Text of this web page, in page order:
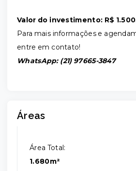
Valor do investimento: R$
Para mais informações e
entre em contato!
WhatsApp: (21) 97665-3847
Áreas
Área Total:
1.680m²